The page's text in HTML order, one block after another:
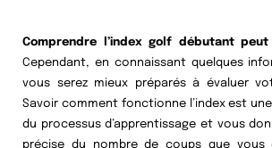
Comprendre l’index golf débutant
Cependant, en connaissant quelques
vous serez mieux préparés à évaluer
Savoir comment fonctionne l’index est
du processus d’apprentissage et vous
précise du nombre de coups que vous